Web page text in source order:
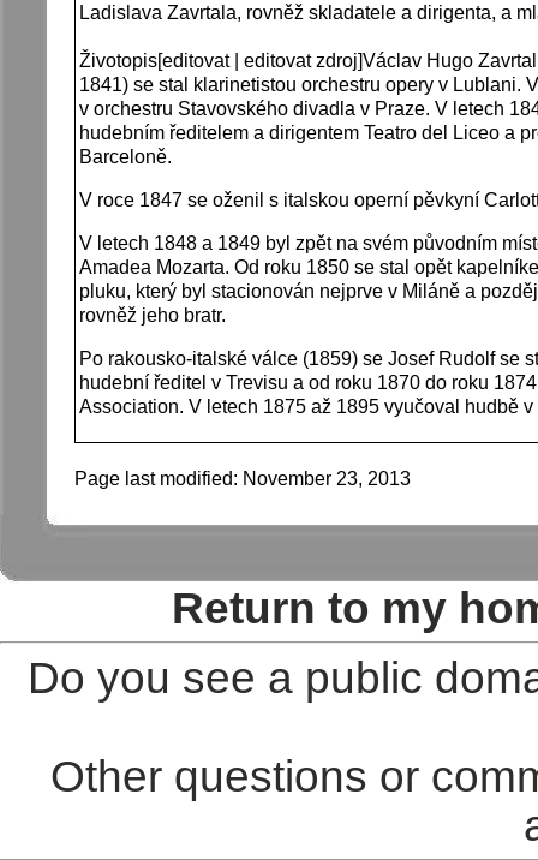
Ladislava Zavrtala, rovněž skladatele a dirigenta, a
Životopis[editovat | editovat zdroj]Václav Hugo
1841) se stal klarinetistou orchestru opery v Lublani.
v orchestru Stavovského divadla v Praze. V letech
hudebním ředitelem a dirigentem Teatro del Liceo a
Barceloně.
V roce 1847 se oženil s italskou operní pěvkyní
V letech 1848 a 1849 byl zpět na svém původním
Amadea Mozarta. Od roku 1850 se stal opět
pluku, který byl stacionován nejprve v Miláně a
rovněž jeho bratr.
Po rakousko-italské válce (1859) se Josef Rudolf se
hudební ředitel v Trevisu a od roku 1870 do roku
Association. V letech 1875 až 1895 vyučoval hudbě
Page last modified: November 23, 2013
Return to my
Do you see a public
Other questions or